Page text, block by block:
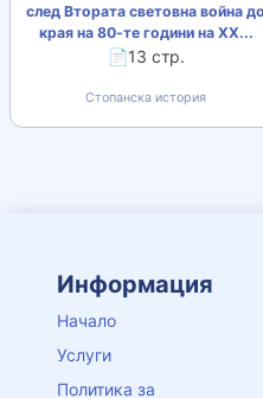
след Втората световна война до
края на 80-те години на ХХ...
📄13 стр.
Стопанска история
Информация
Начало
Услуги
Политика за